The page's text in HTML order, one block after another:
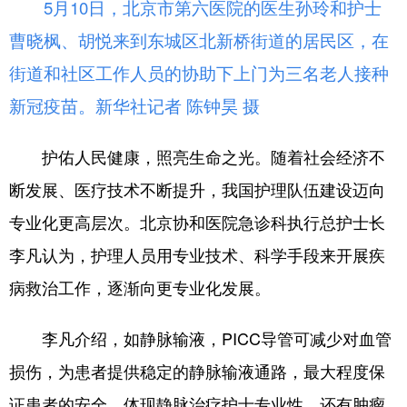
5月10日， 北京市第六医院的医生孙玲和护士
曹晓枫、胡悦来到东城区北新桥街道的居民区，在
街道和社区工作人员的协助下上门为三名老人接种
新冠疫苗。 新华社记者 陈钟昊 摄
护佑人民健康，照亮生命之光。随着社会经济不
断发展、医疗技术不断提升，我国护理队伍建设迈向
专业化更高层次。北京协和医院急诊科执行总护士长
李凡认为，护理人员用专业技术、科学手段来开展疾
病救治工作，逐渐向更专业化发展。
李凡介绍，如静脉输液，PICC导管可减少对血管
损伤，为患者提供稳定的静脉输液通路，最大程度保